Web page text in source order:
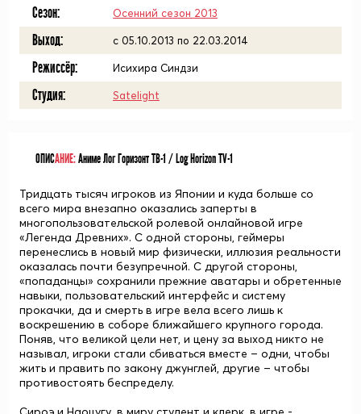
Сезон: Осенний сезон 2013
Выход: c 05.10.2013 по 22.03.2014
Режиссёр: Исихира Синдзи
Студия: Satelight
ОПИСАНИЕ:Аниме Лог Горизонт ТВ-1 / Log Horizon TV-1
Тридцать тысяч игроков из Японии и куда больше со
всего мира внезапно оказались заперты в
многопользовательской ролевой онлайновой игре
«Легенда Древних». С одной стороны, геймеры
перенеслись в новый мир физически, иллюзия реальности
оказалась почти безупречной. С другой стороны,
«попаданцы» сохранили прежние аватары и обретенные
навыки, пользовательский интерфейс и систему
прокачки, да и смерть в игре вела всего лишь к
воскрешению в соборе ближайшего крупного города.
Поняв, что великой цели нет, и цену за выход никто не
называл, игроки стали сбиваться вместе – одни, чтобы
жить и править по закону джунглей, другие – чтобы
противостоять беспределу.